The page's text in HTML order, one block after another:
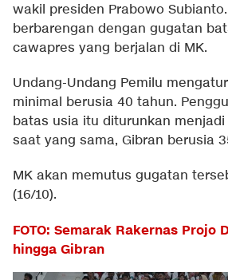
wakil presiden Prabowo
berbarengan dengan gugatan
cawapres yang berjalan di MK.
Undang-Undang Pemilu
minimal berusia 40 tahun.
batas usia itu diturunkan menjadi
saat yang sama, Gibran berusia
MK akan memutus gugatan
(16/10).
FOTO: Semarak Rakernas Projo
hingga Gibran